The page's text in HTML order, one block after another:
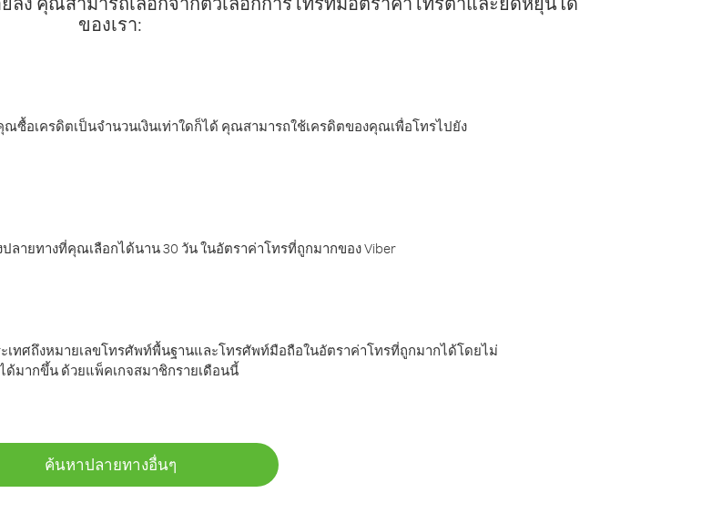
ของเรา:
ซื้อเครดิตเป็นจำนวนเงินเท่าใดก็ได้ คุณสามารถใช้เครดิตของคุณเพื่อโทรไปยัง
ลายทางที่คุณเลือกได้นาน 30 วัน ในอัตราค่าโทรที่ถูกมากของ Viber
ทศถึงหมายเลขโทรศัพท์พื้นฐานและโทรศัพท์มือถือในอัตราค่าโทรที่ถูกมากได้โดยไม่
มากขึ้น ด้วยแพ็คเกจสมาชิกรายเดือนนี้
ค้นหาปลายทางอื่นๆ